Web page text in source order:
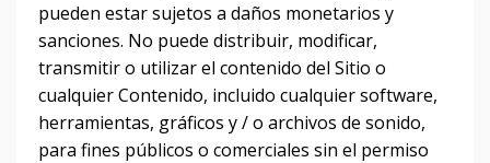
pueden estar sujetos a daños monetarios y
sanciones. No puede distribuir, modificar,
transmitir o utilizar el contenido del Sitio o
cualquier Contenido, incluido cualquier software,
herramientas, gráficos y / o archivos de sonido,
para fines públicos o comerciales sin el permiso